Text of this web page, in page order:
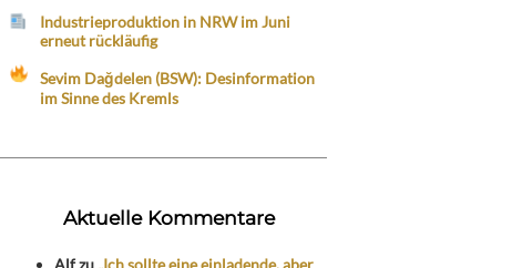
Industrieproduktion in NRW im Juni
erneut rückläufig
Sevim Dağdelen (BSW): Desinformation
im Sinne des Kremls
Aktuelle Kommentare
Alfzu „Ich sollte eine einladende, aber